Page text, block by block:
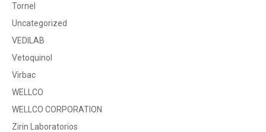
Tornel
Uncategorized
VEDILAB
Vetoquinol
Virbac
WELLCO
WELLCO CORPORATION
Zirin Laboratorios